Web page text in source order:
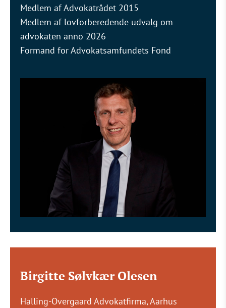
Medlem af Advokatrådet 2015
Medlem af lovforberedende udvalg om
advokaten anno 2026
Formand for Advokatsamfundets Fond
Birgitte Sølvkær Olesen
Halling-Overgaard Advokatfirma, Aarhus